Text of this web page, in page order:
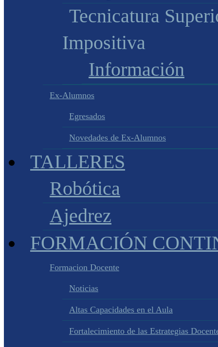
Tecnicatura
Impositiva
Información
Ex-Alumnos
Egresados
Novedades de Ex-Alumnos
TALLERES
Robótica
Ajedrez
FORMACIÓN
Formacion Docente
Noticias
Altas Capacidades en el Aula
Fortalecimiento de las Estrategias